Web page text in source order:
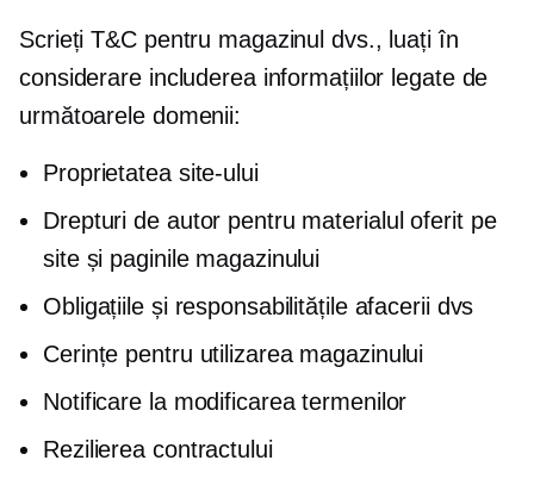
Scrieți T&C pentru magazinul dvs., luați în
considerare includerea informațiilor legate de
următoarele domenii:
Proprietatea site-ului
Drepturi de autor pentru materialul oferit pe
site și paginile magazinului
Obligațiile și responsabilitățile afacerii dvs
Cerințe pentru utilizarea magazinului
Notificare la modificarea termenilor
Rezilierea contractului